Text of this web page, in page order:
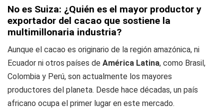
No es Suiza: ¿Quién es el mayor productor y
exportador del cacao que sostiene la
multimillonaria industria?
Aunque el cacao es originario de la región amazónica, ni
Ecuador ni otros países de América Latina, como Brasil,
Colombia y Perú, son actualmente los mayores
productores del planeta. Desde hace décadas, un país
africano ocupa el primer lugar en este mercado.